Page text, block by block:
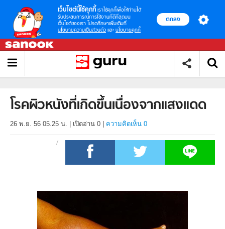
เว็บไซต์นี้ใช้คุกกี้ เราใช้คุกกี้เพื่อให้ท่านได้
รับประสบการณ์การใช้งานที่ดีที่สุดบน
เว็บไซต์ของเรา โปรดศึกษาเพิ่มเติมที่
นโยบายความเป็นส่วนตัว และ นโยบายคุกกี้
ตกลง
โรคผิวหนังที่เกิดขึ้นเนื่องจากแสงแดด
26 พ.ย. 56 05.25 น. เปิดอ่าน 0 ความคิดเห็น 0